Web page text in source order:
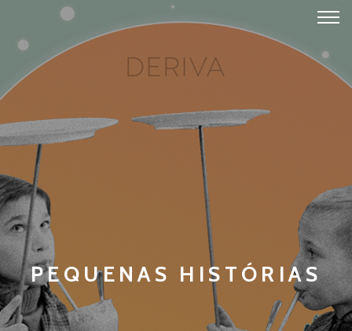
PEQUENAS HISTÓRIAS